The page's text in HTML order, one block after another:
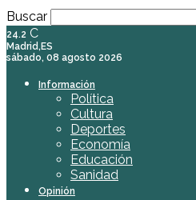
Buscar
24.2 C
Madrid,ES
sábado, 08 agosto 2026
Información
Política
Cultura
Deportes
Economía
Educación
Sanidad
Opinión